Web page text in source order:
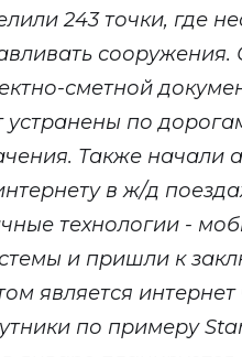
243 точки, где
сметной
устранены по
Также начали
в ж/д
технологии -
и пришли к
является интернет
по примеру